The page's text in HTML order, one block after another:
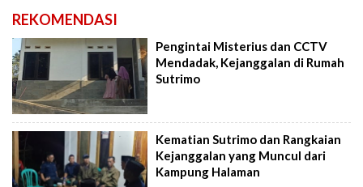
REKOMENDASI
Pengintai Misterius dan CCTV
Mendadak, Kejanggalan di Rumah
Sutrimo
Kematian Sutrimo dan Rangkaian
Kejanggalan yang Muncul dari
Kampung Halaman